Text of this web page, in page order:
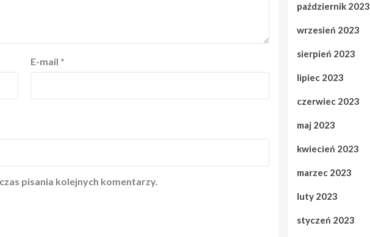
E-mail *
pisania kolejnych komentarzy.
październik 2023
wrzesień 2023
sierpień 2023
lipiec 2023
czerwiec 2023
maj 2023
kwiecień 2023
marzec 2023
luty 2023
styczeń 2023